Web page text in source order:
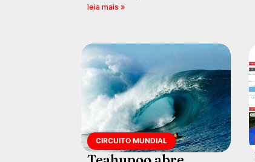
também recebe alerta para ventos
leia mais »
CIRCUITO MUNDIAL